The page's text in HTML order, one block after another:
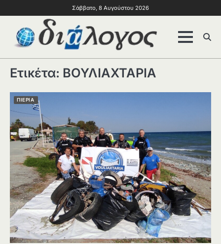
Σάββατο, 8 Αυγούστου 2026
Ετικέτα: ΒΟΥΛΙΑΧΤΑΡΙΑ
ΠΙΕΡΙΑ